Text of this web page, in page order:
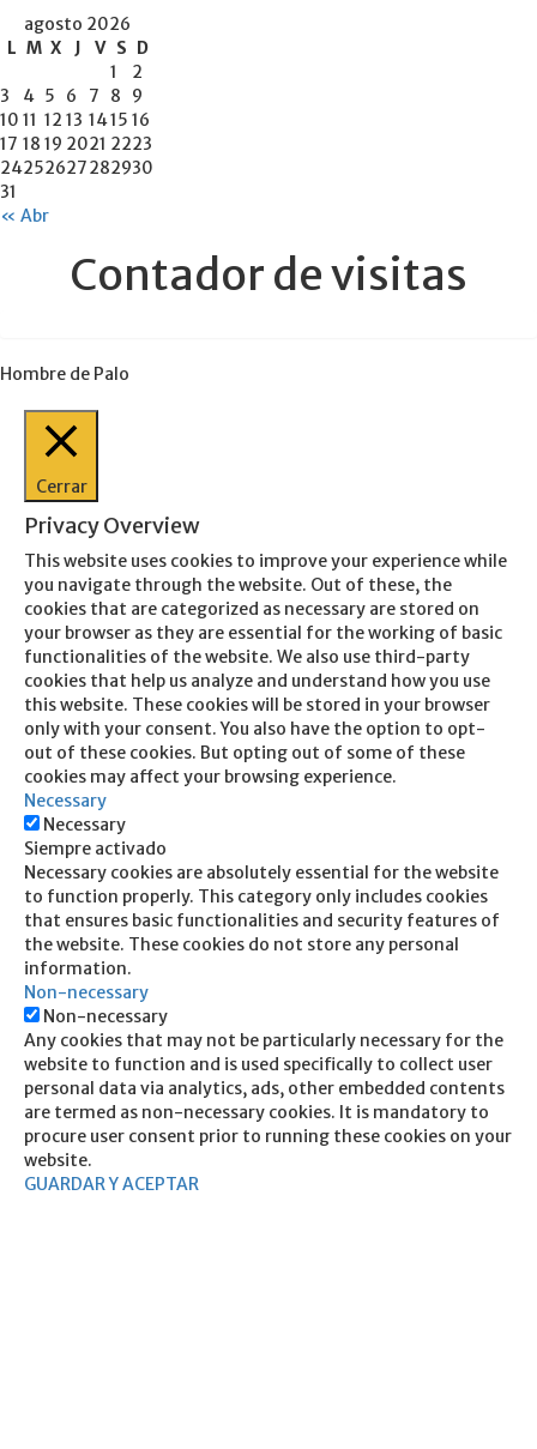
agosto 2026
L M X J V S
D
1
2
3
4 5 6 7 8
9
10 11 12 13 1415 16
17 18 19 2021 2223
24252627282930
31
« Abr
Contador de visitas
Hombre de Palo
Cerrar
Privacy Overview
This website uses cookies to improve your experience while
you navigate through the website. Out of these, the
cookies that are categorized as necessary are stored on
your browser as they are essential for the working of basic
functionalities of the website. We also use third-party
cookies that help us analyze and understand how you use
this website. These cookies will be stored in your browser
only with your consent. You also have the option to opt-
out of these cookies. But opting out of some of these
cookies may affect your browsing experience.
Necessary
Necessary
Siempre activado
Necessary cookies are absolutely essential for the website
to function properly. This category only includes cookies
that ensures basic functionalities and security features of
the website. These cookies do not store any personal
information.
Non-necessary
Non-necessary
Any cookies that may not be particularly necessary for the
website to function and is used specifically to collect user
personal data via analytics, ads, other embedded contents
are termed as non-necessary cookies. It is mandatory to
procure user consent prior to running these cookies on your
website.
GUARDAR Y ACEPTAR